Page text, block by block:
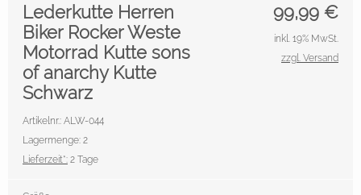
99,99 €
Lederkutte Herren
Biker Rocker Weste
Motorrad Kutte sons
of anarchy Kutte
Schwarz
Artikelnr.: ALW-044
Lagermenge: 2
Lieferzeit*: 2 Tage
inkl. 19% MwSt.
zzgl. Versand